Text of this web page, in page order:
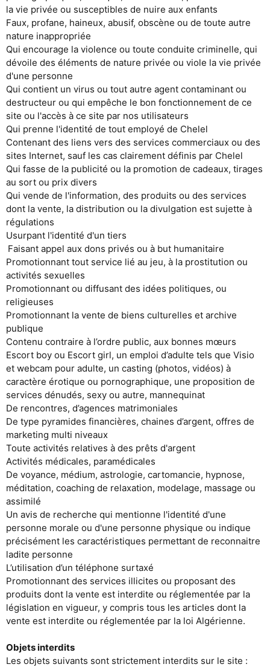
la vie privée ou susceptibles de nuire aux enfants
Faux, profane, haineux, abusif, obscène ou de toute autre
nature inappropriée
Qui encourage la violence ou toute conduite criminelle, qui
dévoile des éléments de nature privée ou viole la vie privée
d'une personne
Qui contient un virus ou tout autre agent contaminant ou
destructeur ou qui empêche le bon fonctionnement de ce
site ou l'accès à ce site par nos utilisateurs
Qui prenne l'identité de tout employé de Chelel
Contenant des liens vers des services commerciaux ou des
sites Internet, sauf les cas clairement définis par Chelel
Qui fasse de la publicité ou la promotion de cadeaux, tirages
au sort ou prix divers
Qui vende de l'information, des produits ou des services
dont la vente, la distribution ou la divulgation est sujette à
régulations
Usurpant l'identité d'un tiers
Faisant appel aux dons privés ou à but humanitaire
Promotionnant tout service lié au jeu, à la prostitution ou
activités sexuelles
Promotionnant ou diffusant des idées politiques, ou
religieuses
Promotionnant la vente de biens culturelles et archive
publique
Contenu contraire à l’ordre public, aux bonnes mœurs
Escort boy ou Escort girl, un emploi d’adulte tels que Visio
et webcam pour adulte, un casting (photos, vidéos) à
caractère érotique ou pornographique, une proposition de
services dénudés, sexy ou autre, mannequinat
De rencontres, d’agences matrimoniales
De type pyramides financières, chaines d’argent, offres de
marketing multi niveaux
Toute activités relatives à des prêts d'argent
Activités médicales, paramédicales
De voyance, médium, astrologie, cartomancie, hypnose,
méditation, coaching de relaxation, modelage, massage ou
assimilé
Un avis de recherche qui mentionne l'identité d'une
personne morale ou d'une personne physique ou indique
précisément les caractéristiques permettant de reconnaitre
ladite personne
L’utilisation d’un téléphone surtaxé
Promotionnant des services illicites ou proposant des
produits dont la vente est interdite ou réglementée par la
législation en vigueur, y compris tous les articles dont la
vente est interdite ou réglementée par la loi Algérienne.
Objets interdits
Les objets suivants sont strictement interdits sur le site :